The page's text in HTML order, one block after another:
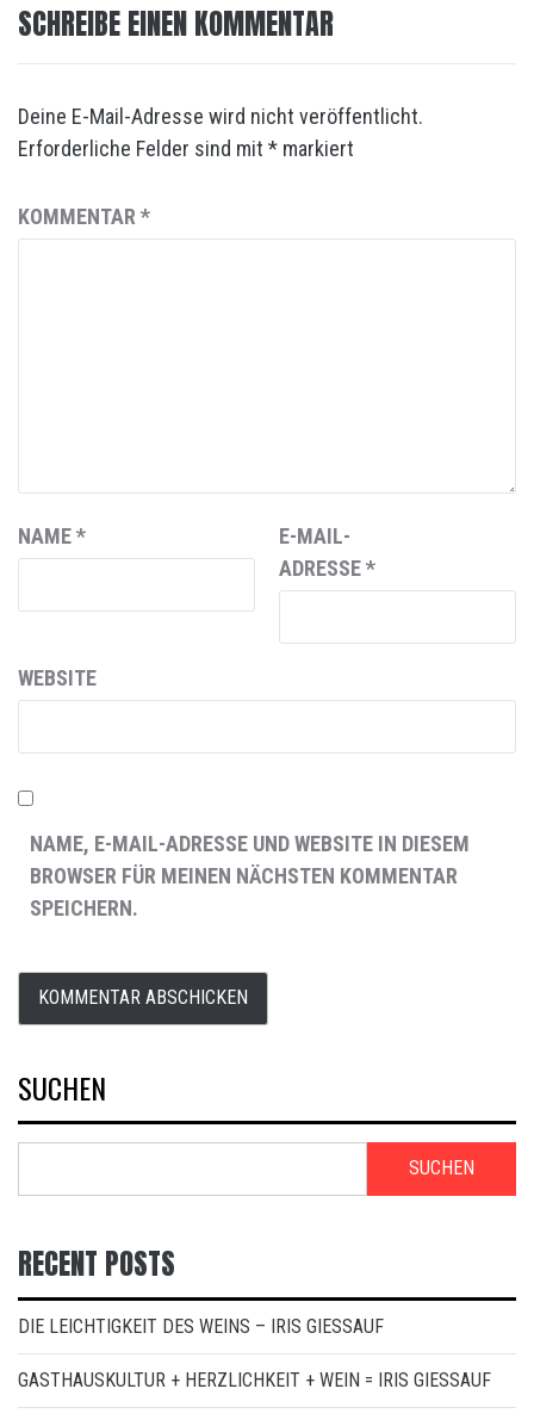
SCHREIBE EINEN KOMMENTAR
Deine E-Mail-Adresse wird nicht veröffentlicht.
Erforderliche Felder sind mit * markiert
KOMMENTAR *
NAME*
E-MAIL-
ADRESSE*
WEBSITE
NAME, E-MAIL-ADRESSE UND WEBSITE IN DIESEM
BROWSER FÜR MEINEN NÄCHSTEN KOMMENTAR
SPEICHERN.
SUCHEN
SUCHEN
RECENT POSTS
DIE LEICHTIGKEIT DES WEINS – IRIS GIESSAUF
GASTHAUSKULTUR + HERZLICHKEIT + WEIN = IRIS GIESSAUF